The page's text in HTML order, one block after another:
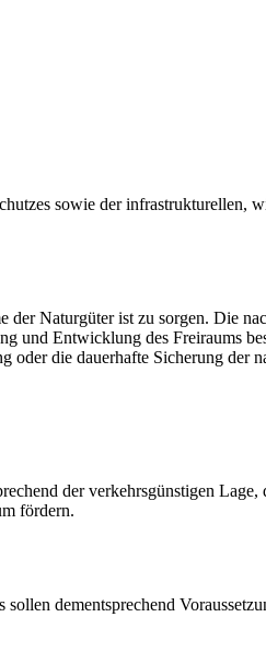
sowie der infrastrukturellen,
der Naturgüter ist zu sorgen. Die
und Entwicklung des Freiraums
oder die dauerhafte Sicherung der
der verkehrsgünstigen Lage,
fördern.
dementsprechend